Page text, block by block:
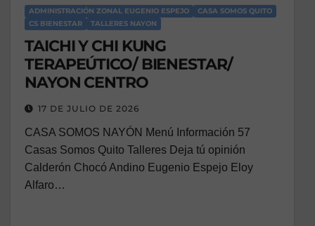
ADMINISTRACIÓN ZONAL EUGENIO ESPEJO
CASA SOMOS QUITO
CS BIENESTAR
TALLERES NAYON
TAICHI Y CHI KUNG
TERAPEÚTICO/ BIENESTAR/
NAYON CENTRO
17 DE JULIO DE 2026
CASA SOMOS NAYÓN Menú Información 57
Casas Somos Quito Talleres Deja tú opinión
Calderón Chocó Andino Eugenio Espejo Eloy
Alfaro…